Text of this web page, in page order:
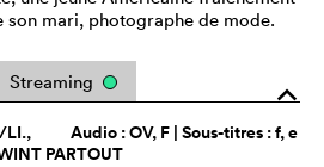
mari, photographe de mode.
o
Streaming
Audio :OV, F | Sous-titres : f, e
LI.,
PARTOUT